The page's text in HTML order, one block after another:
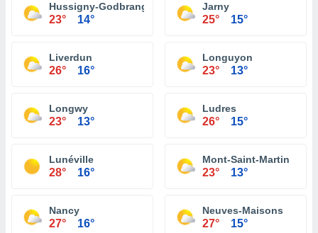
Hussigny-Godbrange
23° 14°
Jarny
25° 15°
Liverdun
26° 16°
Longuyon
23° 13°
Longwy
23° 13°
Ludres
26° 15°
Lunéville
28° 16°
Mont-Saint-Martin
23° 13°
Nancy
27° 16°
Neuves-Maisons
27° 15°